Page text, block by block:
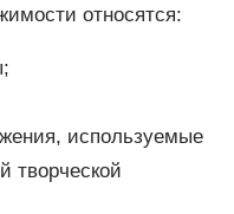
относятся:
используемые
творческой